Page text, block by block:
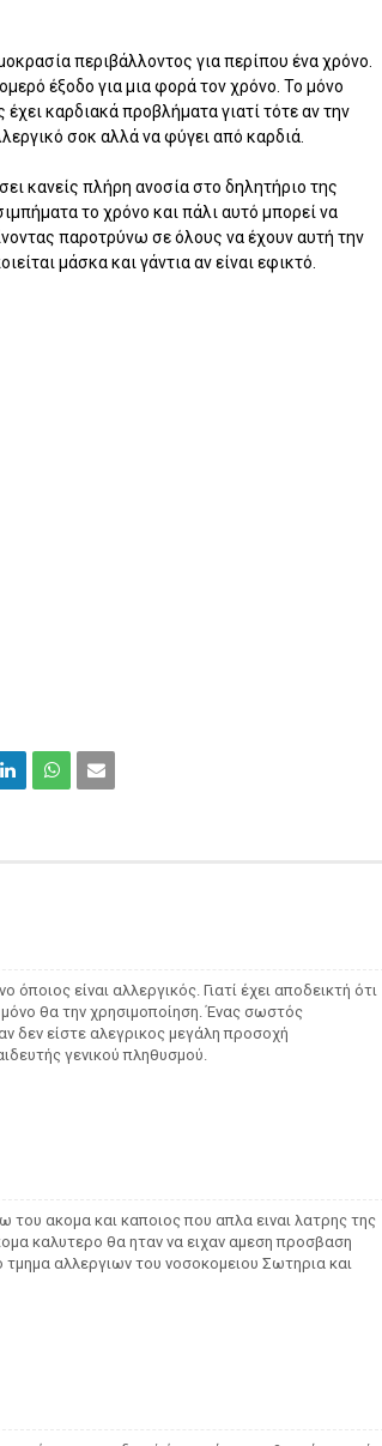
περιβάλλοντος για περίπου ένα χρόνο.
έξοδο για μια φορά τον χρόνο. Το μόνο
έχει καρδιακά προβλήματα γιατί τότε αν την
σοκ αλλά να φύγει από καρδιά.
κανείς πλήρη ανοσία στο δηλητήριο της
το χρόνο και πάλι αυτό μπορεί να
παροτρύνω σε όλους να έχουν αυτή την
μάσκα και γάντια αν είναι εφικτό.
όποιος είναι αλλεργικός. Γιατί έχει αποδεικτή ότι
θα την χρησιμοποίηση. Ένας σωστός
δεν είστε αλεγρικος μεγάλη προσοχή
γενικού πληθυσμού.
του ακομα και καποιος που απλα ειναι λατρης της
καλυτερο θα ηταν να ειχαν αμεση προσβαση
αλλεργιων του νοσοκομειου Σωτηρια και